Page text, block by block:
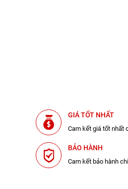
GIÁ TỐT NHẤT
Cam kết giá tốt nhất
BẢO HÀNH
Cam kết bảo hành